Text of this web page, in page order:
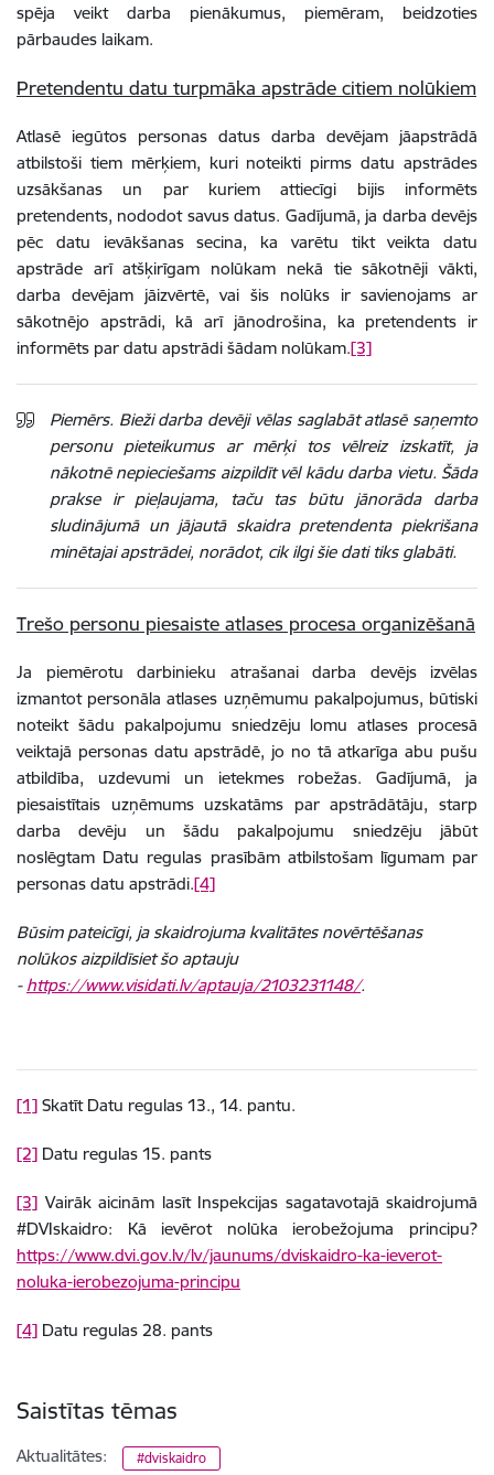
spēja veikt darba pienākumus, piemēram, beidzoties
pārbaudes laikam.
Pretendentu datu turpmāka apstrāde citiem nolūkiem
Atlasē iegūtos personas datus darba devējam jāapstrādā
atbilstoši tiem mērķiem, kuri noteikti pirms datu apstrādes
uzsākšanas un par kuriem attiecīgi bijis informēts
pretendents, nododot savus datus. Gadījumā, ja darba devējs
pēc datu ievākšanas secina, ka varētu tikt veikta datu
apstrāde arī atšķirīgam nolūkam nekā tie sākotnēji vākti,
darba devējam jāizvērtē, vai šis nolūks ir savienojams ar
sākotnējo apstrādi, kā arī jānodrošina, ka pretendents ir
informēts par datu apstrādi šādam nolūkam.[3]
Piemērs. Bieži darba devēji vēlas saglabāt atlasē saņemto
personu pieteikumus ar mērķi tos vēlreiz izskatīt, ja
nākotnē nepieciešams aizpildīt vēl kādu darba vietu. Šāda
prakse ir pieļaujama, taču tas būtu jānorāda darba
sludinājumā un jājautā skaidra pretendenta piekrišana
minētajai apstrādei, norādot, cik ilgi šie dati tiks glabāti.
Trešo personu piesaiste atlases procesa organizēšanā
Ja piemērotu darbinieku atrašanai darba devējs izvēlas
izmantot personāla atlases uzņēmumu pakalpojumus, būtiski
noteikt šādu pakalpojumu sniedzēju lomu atlases procesā
veiktajā personas datu apstrādē, jo no tā atkarīga abu pušu
atbildība, uzdevumi un ietekmes robežas. Gadījumā, ja
piesaistītais uzņēmums uzskatāms par apstrādātāju, starp
darba devēju un šādu pakalpojumu sniedzēju jābūt
noslēgtam Datu regulas prasībām atbilstošam līgumam par
personas datu apstrādi.[4]
Būsim pateicīgi, ja skaidrojuma kvalitātes novērtēšanas
nolūkos aizpildīsiet šo aptauju
- https://www.visidati.lv/aptauja/2103231148/.
[1] Skatīt Datu regulas 13., 14. pantu.
[2] Datu regulas 15. pants
[3] Vairāk aicinām lasīt Inspekcijas sagatavotajā skaidrojumā
#DVIskaidro: Kā ievērot nolūka ierobežojuma principu?
https://www.dvi.gov.lv/lv/jaunums/dviskaidro-ka-ieverot-
noluka-ierobezojuma-principu
[4] Datu regulas 28. pants
Saistītas tēmas
Aktualitātes: #dviskaidro